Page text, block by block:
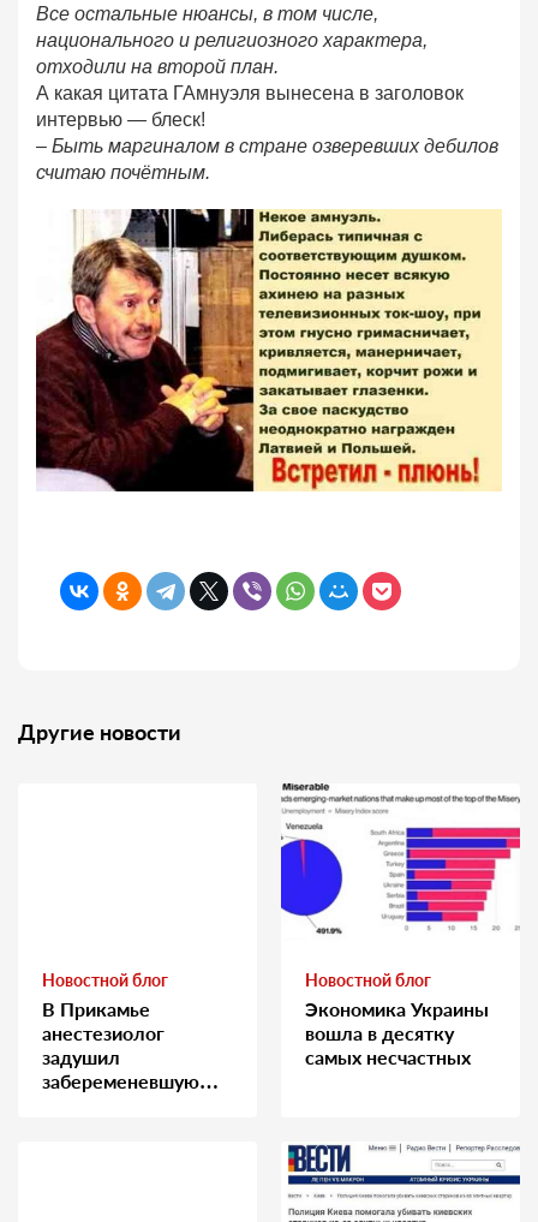
Все остальные нюансы, в том числе,
национального и религиозного характера,
отходили на второй план.
А какая цитата ГАмнуэля вынесена в заголовок
интервью — блеск!
– Быть маргиналом в стране озверевших дебилов
считаю почётным.
Другие новости
Новостной блог
В Прикамье
анестезиолог
задушил
забеременевшую
Новостной блог
Экономика Украины
вошла в десятку
самых несчастных